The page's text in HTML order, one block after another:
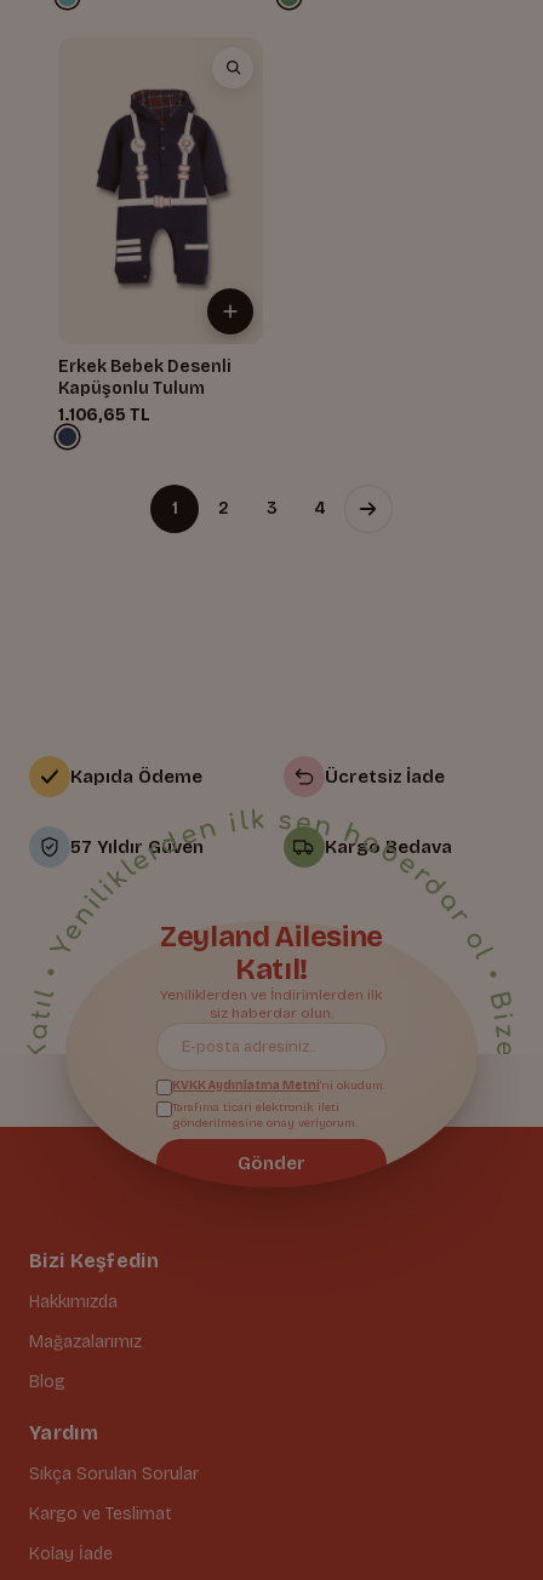
Erkek Bebek Desenli
Kapüşonlu Tulum
1.106,65 TL
1 2 3 4
Kapıda Ödeme
57 Yıldır Güven
Ücretsiz İade
Kargo Bedava
Bizi Keşfedin
Hakkımızda
Mağazalarımız
Blog
Yardım
Sıkça Sorulan Sorular
Kargo ve Teslimat
Kolay İade
Bize Katıl• Yeniliklerden ilk sen haberdar ol • Bize Katıl • Yeniliklerden ilk sen haberdar ol • Bize Katıl • Yeniliklerden ilk sen haberdar ol • Bize Katıl • Yeniliklerden ilk sen haberdar ol • Bize Katıl • Yeniliklerden ilk sen haberdar ol • Bize Katıl • Yeniliklerden ilk sen haberdar ol • Bize Katıl • Yeniliklerden ilk sen haberdar ol • Bize Katıl • Yeniliklerden ilk sen haberdar ol • Bize Katıl • Yeniliklerden ilk sen haberdar ol • Bize Katıl • Yeniliklerden ilk sen haberdar ol • Bize Katıl • Yeniliklerden ilk sen haberdar ol • Bize Katıl • Yeniliklerden ilk sen haberdar ol • Bize Katıl • Yeniliklerden ilk sen haberdar ol • Bize Katıl • Yeniliklerden ilk sen haberdar ol • Bize Katıl • Yeniliklerden ilk sen haberdar ol •
Zeyland Ailesine
Katıl!
Yeniliklerden ve İndirimlerden ilk
siz haberdar olun.
KVKK Aydınlatma Metni'ni okudum.
Tarafıma ticari elektronik ileti
gönderilmesine onay veriyorum.
Gönder